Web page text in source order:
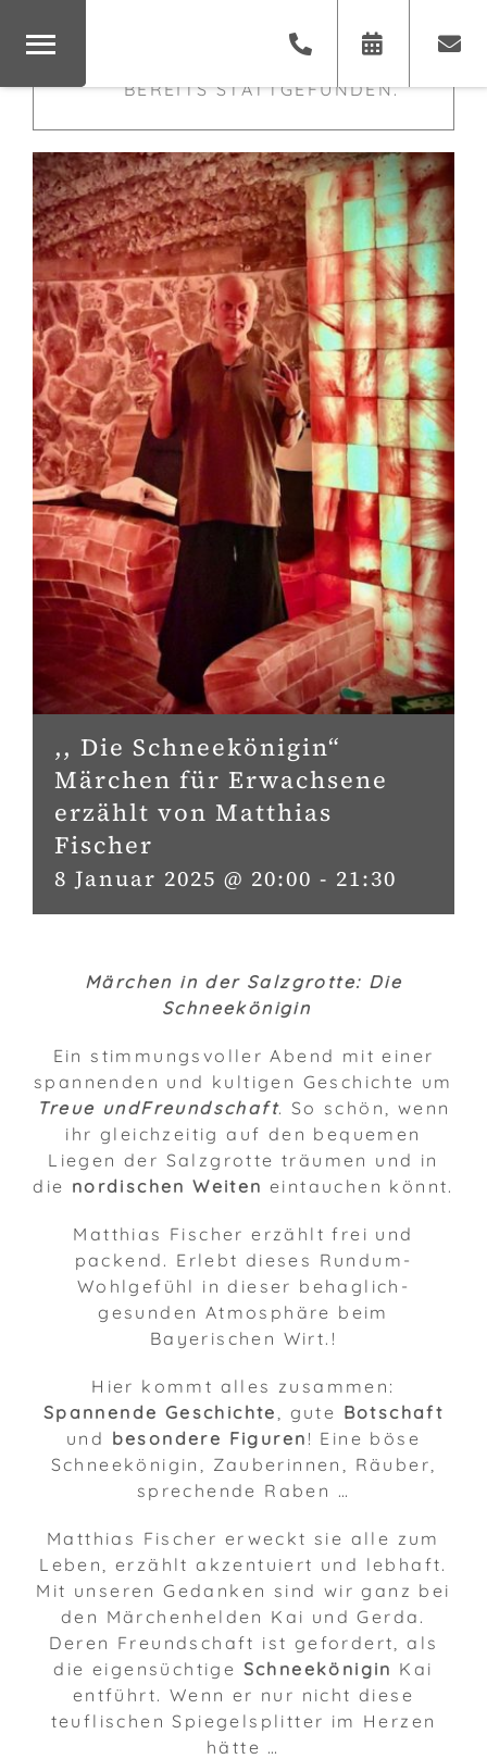
DIESE VERANSTALTUNG HAT
BEREITS STATTGEFUNDEN.
×
,, Die Schneekönigin“
Märchen für Erwachsene
erzählt von Matthias
Fischer
8 Januar 2025 @ 20:00 - 21:30
Märchen in der Salzgrotte: Die
Schneekönigin
Ein stimmungsvoller Abend mit einer
spannenden und kultigen Geschichte um
Treue undFreundschaft. So schön, wenn
ihr gleichzeitig auf den bequemen
Liegen der Salzgrotte träumen und in
die nordischen Weiten eintauchen könnt.
Matthias Fischer erzählt frei und
packend. Erlebt dieses Rundum-
Wohlgefühl in dieser behaglich-
gesunden Atmosphäre beim
Bayerischen Wirt.!
Hier kommt alles zusammen:
Spannende Geschichte
, gute Botschaft
und besondere Figuren ! Eine böse
Schneekönigin, Zauberinnen, Räuber,
sprechende Raben …
Matthias Fischer erweckt sie alle zum
Leben, erzählt akzentuiert und lebhaft.
Mit unseren Gedanken sind wir ganz bei
den Märchenhelden Kai und Gerda.
Deren Freundschaft ist gefordert, als
die eigensüchtige Schneekönigin Kai
entführt. Wenn er nur nicht diese
teuflischen Spiegelsplitter im Herzen
hätte …